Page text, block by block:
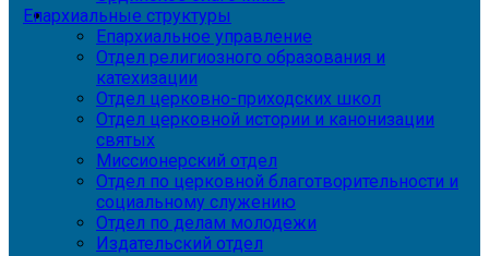
Епархиальные структуры
Епархиальное управление
Отдел религиозного образования и
катехизации
Отдел церковно-приходских школ
Отдел церковной истории и канонизации
святых
Миссионерский отдел
Отдел по церковной благотворительности и
социальному служению
Отдел по делам молодежи
Издательский отдел